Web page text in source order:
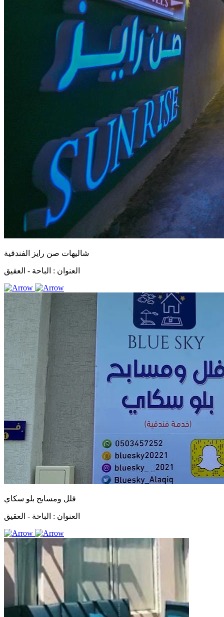
شاليهات صن رايز الفندقية
العنوان : الباحة - العقيق
فلل ومسابح بلو سكاي
العنوان : الباحة - العقيق